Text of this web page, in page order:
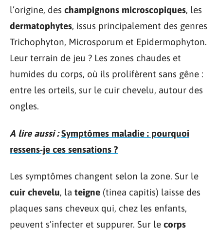
l’origine, des champignons microscopiques, les
dermatophytes, issus principalement des genres
Trichophyton, Microsporum et Epidermophyton.
Leur terrain de jeu ? Les zones chaudes et
humides du corps, où ils prolifèrent sans gêne :
entre les orteils, sur le cuir chevelu, autour des
ongles.
A lire aussi : Symptômes maladie : pourquoi
ressens-je ces sensations ?
Les symptômes changent selon la zone. Sur le
cuir chevelu, la teigne (tinea capitis) laisse des
plaques sans cheveux qui, chez les enfants,
peuvent s’infecter et suppurer. Sur le corps